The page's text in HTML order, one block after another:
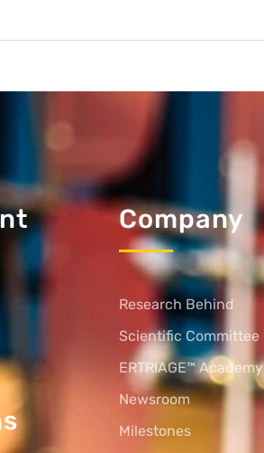
Company
Research Behind
Scientific Committee
ERTRIAGE™ Academy
Newsroom
Milestones